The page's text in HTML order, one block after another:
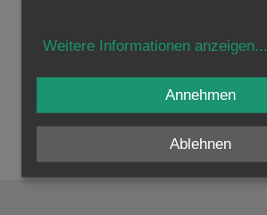
Weitere Informationen anzeigen...
Ablehnen
Annehmen